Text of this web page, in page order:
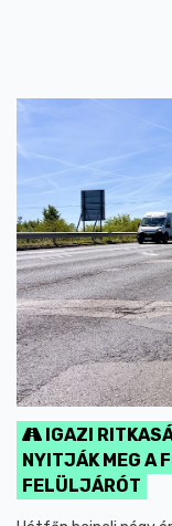
IGAZI
NYITJÁK MEG A
FELÜLJÁRÓT